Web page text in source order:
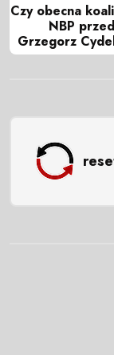
Czy obecna
NBP
Grzegorz